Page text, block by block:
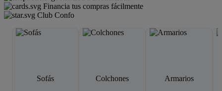
Financia tus compras fácilmente
Club Confo
Sofás Colchones Armarios